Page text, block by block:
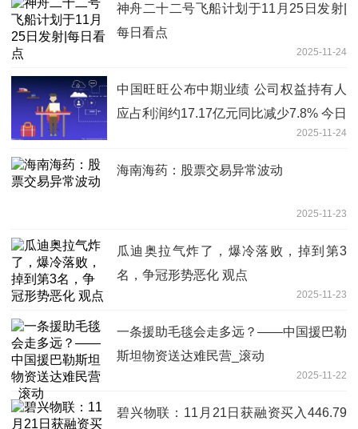
神舟二十二号飞船计划于11月25日发射|
每日看点
2025-11-24
中国旺旺公布中期业绩 公司权益持有人
应占利润约17.17亿元同比减少7.8% 今日
2025-11-24
海南海药：股票交易异常波动
2025-11-23
瓜迪奥拉气炸了，爆冷落败，掉到第3
名，争冠形势恶化 观点
2025-11-23
一条援助毛毯会走多远？——中国援巴勒
斯坦物资送达难民营_滚动
2025-11-22
碧兴物联：11月21日获融资买入446.79